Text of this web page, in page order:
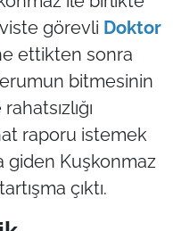
görevli Doktor
ettikten sonra
bitmesinin
raporu istemek
giden Kuşkonmaz
çıktı.